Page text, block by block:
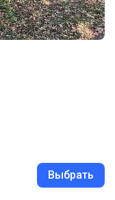
Выбрать